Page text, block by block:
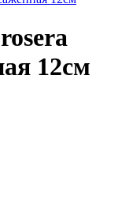
12см